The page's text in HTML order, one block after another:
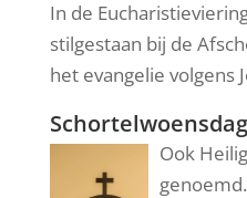
In de
stilgestaan bij de
het evangelie volgens
Schortelwoensdag
Ook